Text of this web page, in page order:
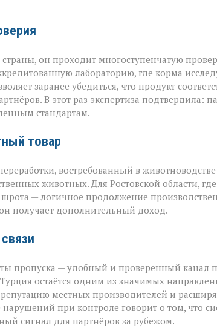
он проходит многоступенчатую
лабораторию, где корма
заранее убедиться, что продукт
В этот раз экспертиза подтвердила:
стандартам.
товар
востребованный в
животных. Для Ростовской области, где
— логичное продолжение
получает дополнительный доход.
пропуска — удобный и проверенный канал
остаётся одним из значимых
местных производителей и
нарушений при контроле говорит о том, что
сигнал для партнёров за рубежом.